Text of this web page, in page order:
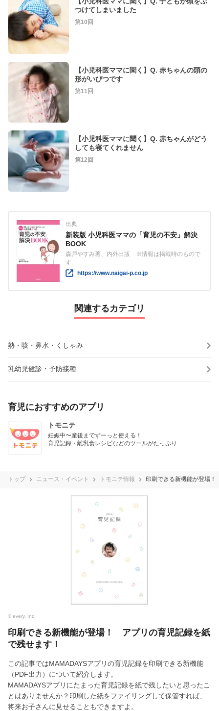
つけてしまいました
第10回
【小児科医ママに聞く】Q. 赤ちゃんの頭の
形がいびつです
第11回
【小児科医ママに聞く】Q. 赤ちゃんがどう
しても寝てくれません
第12回
出典
新装版 小児科医ママの「育児の不安」解決
BOOK
森戸やすみ著、内外出版 ※情報は掲載時のもので
す
https://www.naigai-p.co.jp
関連するカテゴリ
熱・咳・鼻水・くしゃみ
乳幼児健診・予防接種
育児におすすめのアプリ
トモニテ
妊娠中〜産後までずーっと使える！
育児記録・離乳食レシピなどのツールがたっぷり
トップ ニュース・イベント トモニテ情報 印刷できる新機能が登場
© every, Inc.
印刷できる新機能が登場！ アプリの育児記録を紙
で残せます！
この記事ではMAMADAYSアプリの育児記録を印刷できる新機能
（PDF出力）について紹介します。
MAMADAYSアプリにたまった育児記録を紙で残したいと思ったこ
とはありませんか？印刷した紙をファイリングして保管すれば、
将来お子さんに見せることもできますよ。